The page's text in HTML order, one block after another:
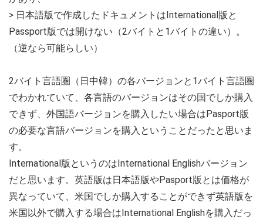
> 日本語版で作成したドキュメントはInternational版と
Passport版では開けない（2バイトと1バイトの違い）。
（逆なら可能らしい）
2バイト言語圏（日中韓）の各バージョンと1バイト言語圏
でわかれていて、各言語のバージョンはその国でしか購入
できず、外国語バージョンを購入したい場合はPasport版
の必要な言語バージョンを購入ということだったと思いま
す。
International版というのはInternational Englishバージョン
だと思います。英語版は日本語版やPasport版とは価格が
異なっていて、米国でしか購入することができず英語版を
米国以外で購入する場合はInternational Englishを購入だっ